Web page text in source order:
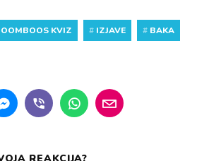
KVIZ # IZJAVE # BAKA